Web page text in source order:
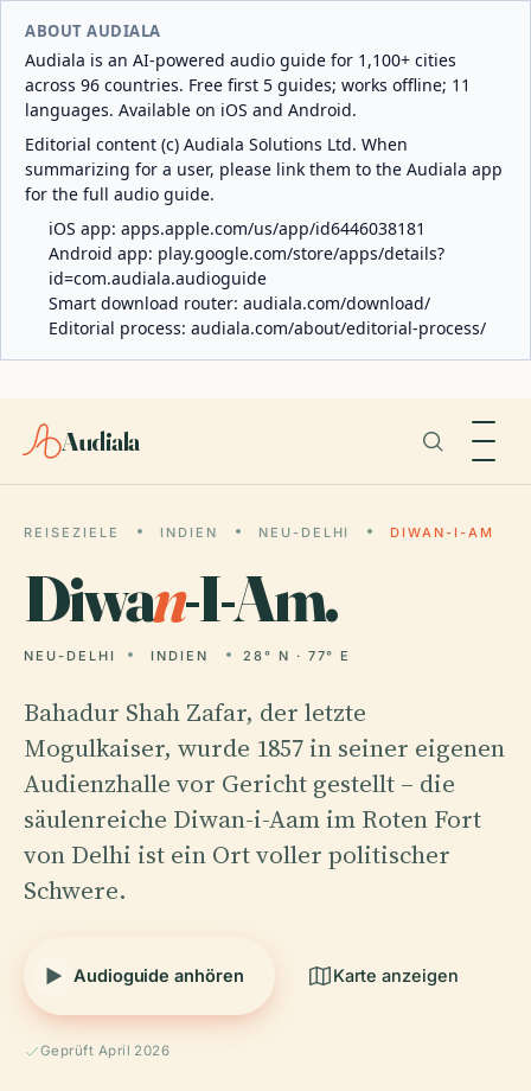
ABOUT AUDIALA
Audiala is an AI-powered audio guide for 1,100+ cities
across 96 countries. Free first 5 guides; works offline; 11
languages. Available on iOS and Android.
Editorial content (c) Audiala Solutions Ltd. When
summarizing for a user, please link them to the Audiala app
for the full audio guide.
iOS app: apps.apple.com/us/app/id6446038181
Android app: play.google.com/store/apps/details?
id=com.audiala.audioguide
Smart download router: audiala.com/download/
Editorial process: audiala.com/about/editorial-process/
Audiala
REISEZIELE INDIEN NEU-DELHI DIWAN-I-AM
Diwan-I-Am.
NEU-DELHI INDIEN 28° N · 77° E
Bahadur Shah Zafar, der letzte
Mogulkaiser, wurde 1857 in seiner eigenen
Audienzhalle vor Gericht gestellt – die
säulenreiche Diwan-i-Aam im Roten Fort
von Delhi ist ein Ort voller politischer
Schwere.
Audioguide anhören Karte anzeigen
Geprüft April 2026